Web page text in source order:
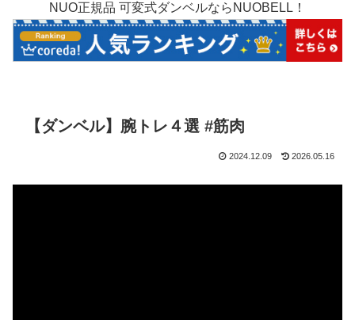
NUO正規品 可変式ダンベルならNUOBELL！
【ダンベル】腕トレ４選 #筋肉
2024.12.09 2026.05.16